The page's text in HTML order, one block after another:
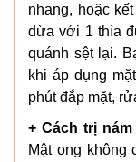
nhang, hoặc
dừa với 1 thìa
quánh sệt lại.
khi áp dụng
phút đắp mặt,
+ Cách trị
Mật ong không